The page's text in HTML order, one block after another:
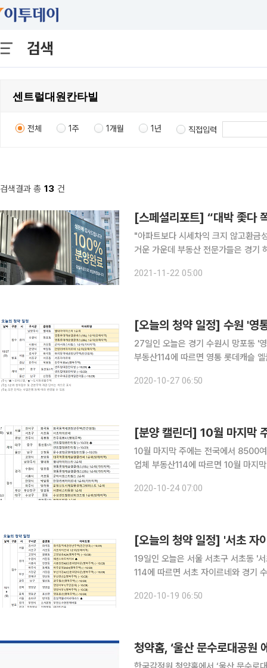
검색
전체 1주 1개월 1년 직접입력
검색결과 총 13 건
[스페셜리포트] “대박 좇다
"아파트보다 시세차익 크지 않고환금성 떨어져…신중한
거운 가운데 부동산 전문가들은 경기
64㎡형 분양권 시세는 분양가보다
2021-11-22 05:00
[오늘의 청약 일정] 수원 '영
27일인 오늘은 경기 수원시 망포동 '영통 롯
부동산114에 따르면 영통 롯데캐슬
권 청년주택'과 서초구 서초동 '서초
2020-10-27 06:50
[분양 캘린더] 10월 마지막
10월 마지막 주에는 전국에서 8500여 가구가 분양시
업체 부동산114에 따르면 10월 마
스’, 전남 순천시 조곡동 ‘e편한세상순
2020-10-24 07:00
[오늘의 청약 일정] '서초 자
19일인 오늘은 서울 서초구 서초동 '서초 자이르
114에 따르면 서초 자이르네와 경기
2020-10-19 06:50
청약홈, ‘울산 문수로대공원